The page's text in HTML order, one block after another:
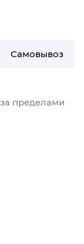
Самовывоз
пределами